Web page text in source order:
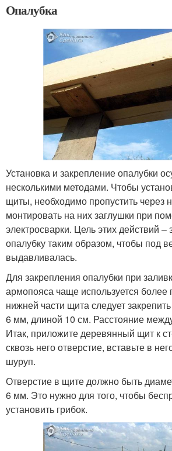
Опалубка
Установка и закрепление опалубки
несколькими методами. Чтобы
щиты, необходимо пропустить через
монтировать на них заглушки при
электросварки. Цель этих действий –
опалубку таким образом, чтобы под
выдавливалась.
Для закрепления опалубки при
армопояса чаще используется более
нижней части щита следует
6 мм, длиной 10 см. Расстояние
Итак, приложите деревянный щит к
сквозь него отверстие, вставьте в
шуруп.
Отверстие в щите должно быть
6 мм. Это нужно для того, чтобы
установить грибок.